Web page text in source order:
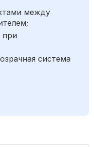
между
при
система